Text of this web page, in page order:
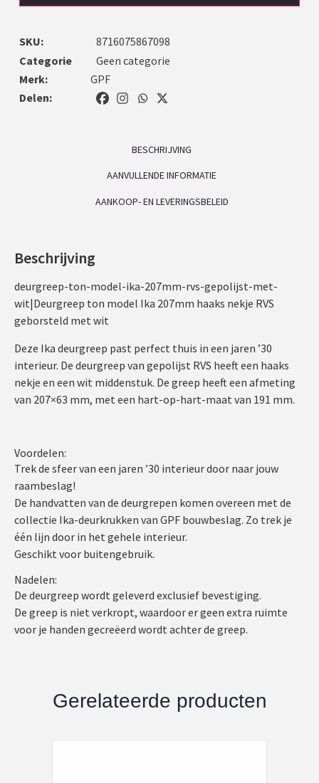
SKU:
8716075867098
Categorie
Geen categorie
Merk:
GPF
Delen:
BESCHRIJVING
AANVULLENDE INFORMATIE
AANKOOP- EN LEVERINGSBELEID
Beschrijving
deurgreep-ton-model-ika-207mm-rvs-gepolijst-met-
wit|Deurgreep ton model Ika 207mm haaks nekje RVS
geborsteld met wit
Deze Ika deurgreep past perfect thuis in een jaren ’30
interieur. De deurgreep van gepolijst RVS heeft een haaks
nekje en een wit middenstuk. De greep heeft een afmeting
van 207×63 mm, met een hart-op-hart-maat van 191 mm.
Voordelen:
Trek de sfeer van een jaren ’30 interieur door naar jouw
raambeslag!
De handvatten van de deurgrepen komen overeen met de
collectie Ika-deurkrukken van GPF bouwbeslag. Zo trek je
één lijn door in het gehele interieur.
Geschikt voor buitengebruik.
Nadelen:
De deurgreep wordt geleverd exclusief bevestiging.
De greep is niet verkropt, waardoor er geen extra ruimte
voor je handen gecreëerd wordt achter de greep.
Gerelateerde producten